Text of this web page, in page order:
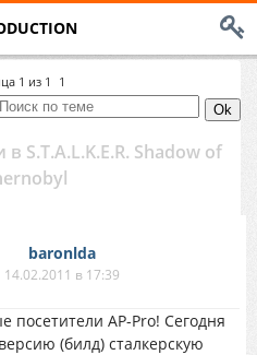
1 из 1 1
S.T.A.L.K.E.R. Shadow of
baronlda
14.02.2011 в 17:39
посетители АР-Рro! Сегодня
(билд) сталкерскую